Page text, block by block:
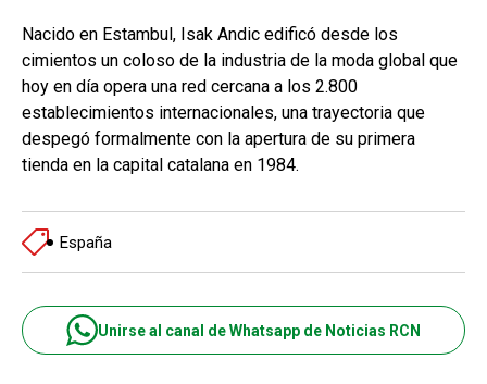
Nacido en Estambul, Isak Andic edificó desde los
cimientos un coloso de la industria de la moda global que
hoy en día opera una red cercana a los 2.800
establecimientos internacionales, una trayectoria que
despegó formalmente con la apertura de su primera
tienda en la capital catalana en 1984.
España
Unirse al canal de Whatsapp de Noticias RCN